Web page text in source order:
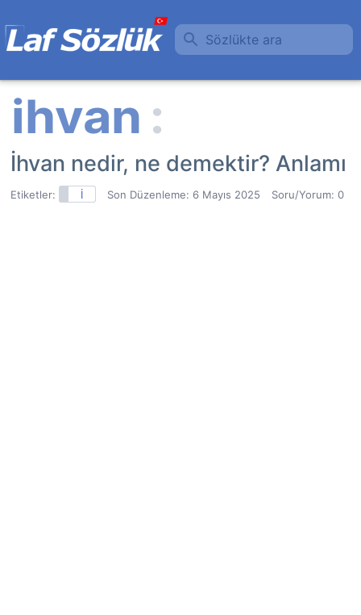
Sözlükte ara
İhvan nedir, ne demektir? Anlamı
Etiketler: İ Son Düzenleme: 6 Mayıs 2025 Soru/Yorum: 0